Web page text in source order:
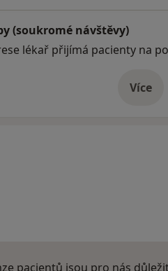
(soukromé návštěvy)
lékař přijímá pacienty na
Více
o
pacientů jsou pro nás